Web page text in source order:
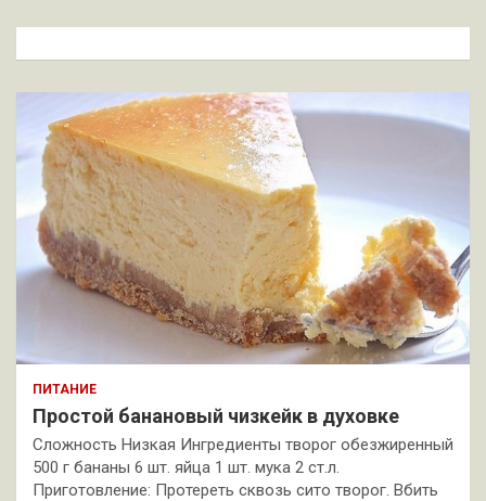
к
ПИТАНИЕ
Простой банановый чизкейк в духовке
Сложность Низкая Ингредиенты творог обезжиренный
500 г бананы 6 шт. яйца 1 шт. мука 2 ст.л.
Приготовление: Протереть сквозь сито творог. Вбить